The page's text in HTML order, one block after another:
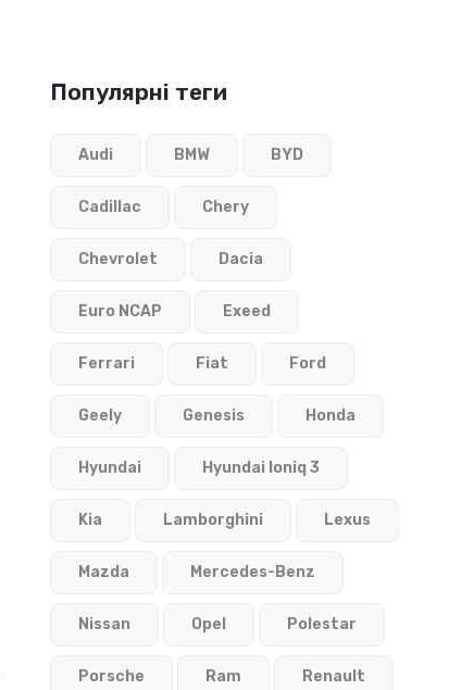
Популярні теги
Audi BMW BYD
Cadillac Chery
Chevrolet Dacia
Euro NCAP Exeed
Ferrari Fiat Ford
Geely Genesis Honda
Hyundai Hyundai Ioniq 3
Kia Lamborghini Lexus
Mazda Mercedes-Benz
Nissan Opel Polestar
Porsche Ram Renault